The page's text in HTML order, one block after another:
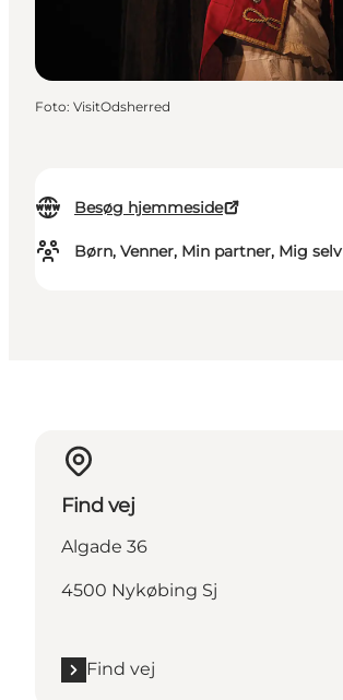
Besøg hjemmeside
Børn, Venner, Min partner, Mig selv
Foto: VisitOdsherred
Find vej
Algade 36
4500 Nykøbing Sj
Find vej